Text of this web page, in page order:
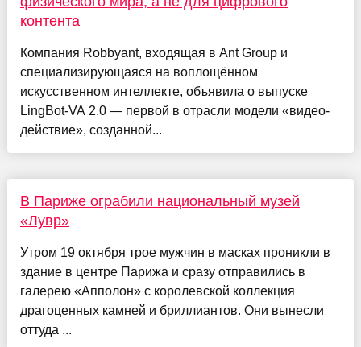
контента
Компания Robbyant, входящая в Ant Group и
специализирующаяся на воплощённом
искусственном интеллекте, объявила о выпуске
LingBot-VA 2.0 — первой в отрасли модели «видео-
действие», созданной...
В Париже ограбили национальный музей
«Лувр»
Утром 19 октября трое мужчин в масках проникли в
здание в центре Парижа и сразу отправились в
галерею «Апполон» с королевской коллекция
драгоценных камней и бриллиантов. Они вынесли
оттуда ...